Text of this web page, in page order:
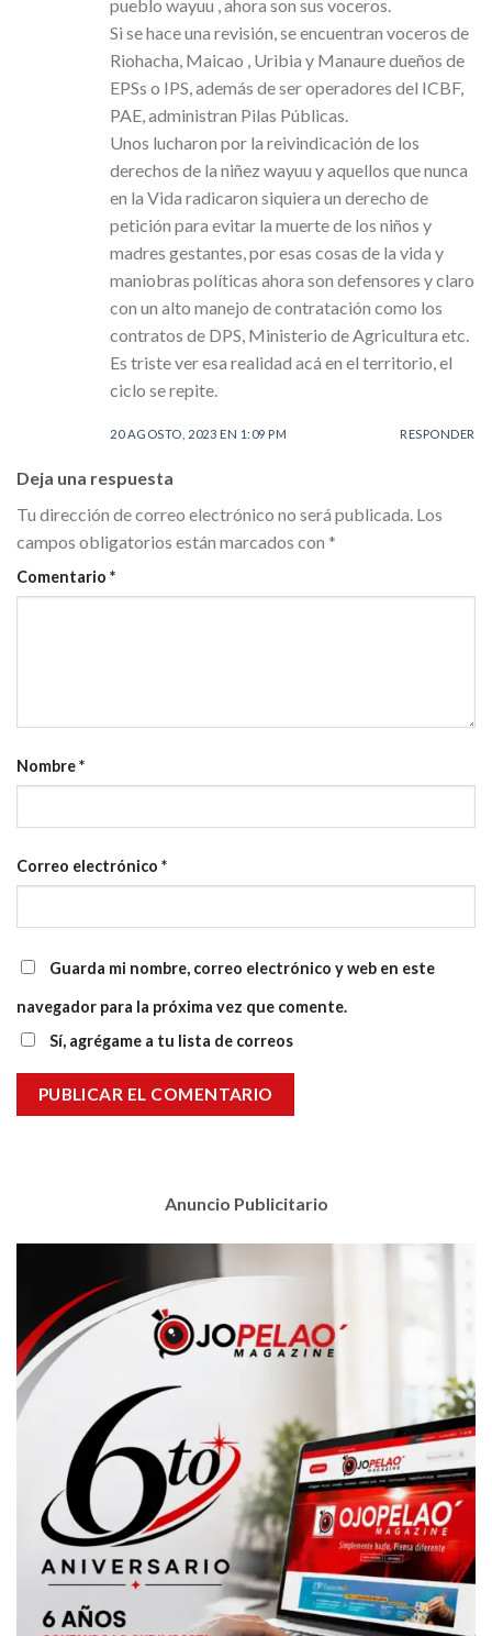
pueblo wayuu , ahora son sus voceros.
Si se hace una revisión, se encuentran voceros de
Riohacha, Maicao , Uribia y Manaure dueños de
EPSs o IPS, además de ser operadores del ICBF,
PAE, administran Pilas Públicas.
Unos lucharon por la reivindicación de los
derechos de la niñez wayuu y aquellos que nunca
en la Vida radicaron siquiera un derecho de
petición para evitar la muerte de los niños y
madres gestantes, por esas cosas de la vida y
maniobras políticas ahora son defensores y claro
con un alto manejo de contratación como los
contratos de DPS, Ministerio de Agricultura etc.
Es triste ver esa realidad acá en el territorio, el
ciclo se repite.
20 AGOSTO, 2023 EN 1:09 PM RESPONDER
Deja una respuesta
Tu dirección de correo electrónico no será publicada. Los
campos obligatorios están marcados con *
Comentario *
Nombre*
Correo electrónico *
Guarda mi nombre, correo electrónico y web en este
navegador para la próxima vez que comente.
Sí, agrégame a tu lista de correos
Anuncio Publicitario